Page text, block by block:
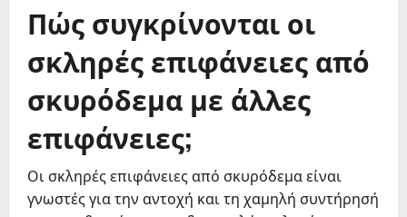
Πώς συγκρίνονται οι
σκληρές επιφάνειες από
σκυρόδεμα με άλλες
επιφάνειες;
Οι σκληρές επιφάνειες από σκυρόδεμα είναι
γνωστές για την αντοχή και τη χαμηλή συντήρησή